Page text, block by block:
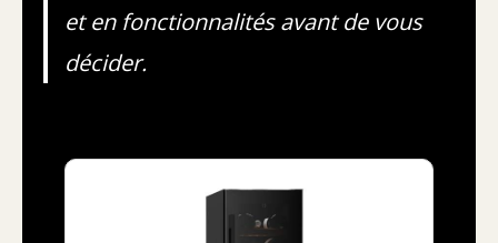
et en fonctionnalités avant de vous
décider.